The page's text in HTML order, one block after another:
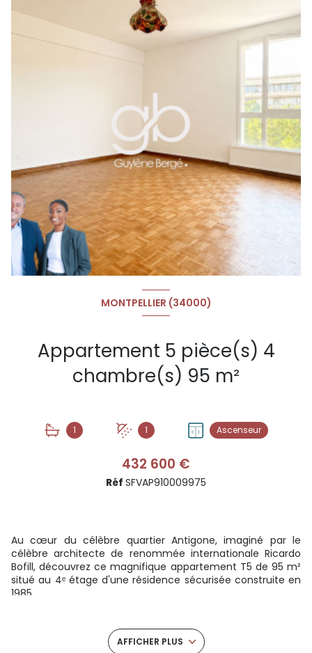
MONTPELLIER (34000)
Appartement 5 pièce(s) 4
chambre(s) 95 m²
1 1 Ascenseur
432 600 €
Réf SFVAP910009975
Au cœur du célèbre quartier Antigone, imaginé par le
célèbre architecte de renommée internationale Ricardo
Bofill, découvrez ce magnifique appartement T5 de 95 m²
situé au 4ᵉ étage d'une résidence sécurisée construite en
1985.
inspirée de la Grèce antique, ses vastes espaces piétons et
son cadre de vie privilégié.AFFICHER PLUS